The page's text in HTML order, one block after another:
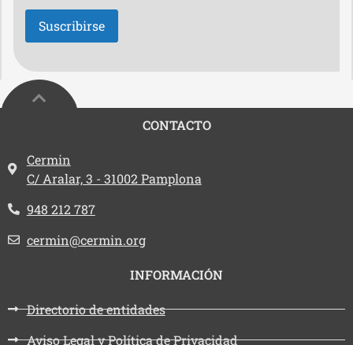
CONTACTO
Dirección:
Cermin
C/ Aralar, 3 - 31002 Pamplona
Teléfono:
948 212 787
Email:
cermin@cermin.org
INFORMACIÓN
Directorio de entidades
Aviso Legal y Política de Privacidad